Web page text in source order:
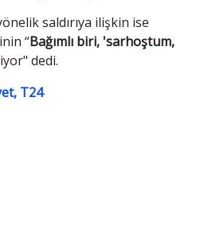
saldırıya ilişkin ise
“Bağımlı biri, 'sarhoştum,
dedi.
T24